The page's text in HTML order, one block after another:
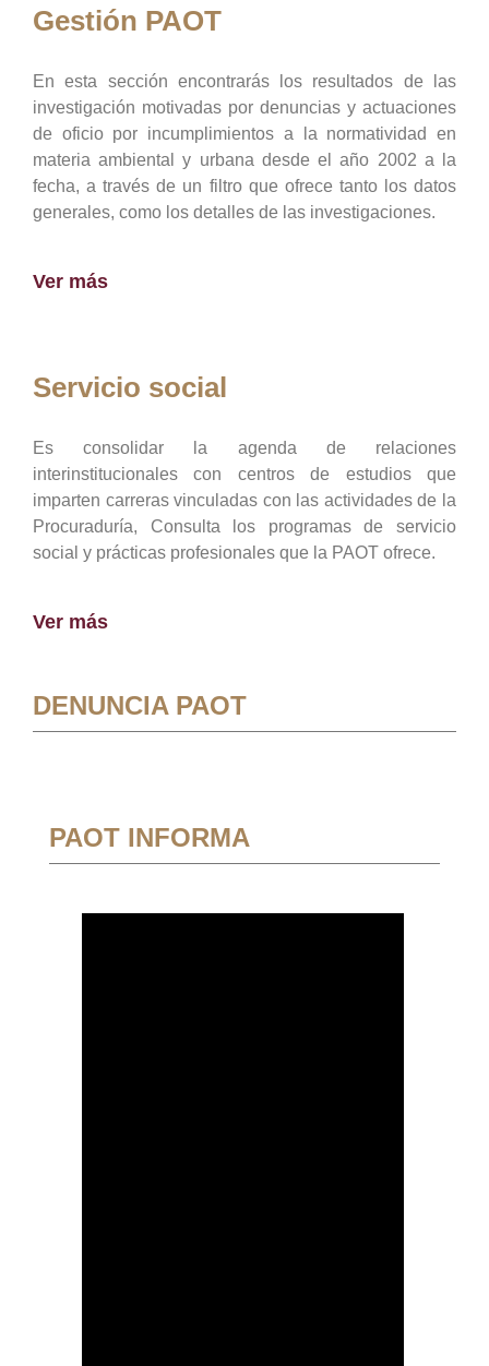
Gestión PAOT
En esta sección encontrarás los resultados de las
investigación motivadas por denuncias y actuaciones
de oficio por incumplimientos a la normatividad en
materia ambiental y urbana desde el año 2002 a la
fecha, a través de un filtro que ofrece tanto los datos
generales, como los detalles de las investigaciones.
Ver más
Servicio social
Es consolidar la agenda de relaciones
interinstitucionales con centros de estudios que
imparten carreras vinculadas con las actividades de la
Procuraduría, Consulta los programas de servicio
social y prácticas profesionales que la PAOT ofrece.
Ver más
DENUNCIA PAOT
PAOT INFORMA